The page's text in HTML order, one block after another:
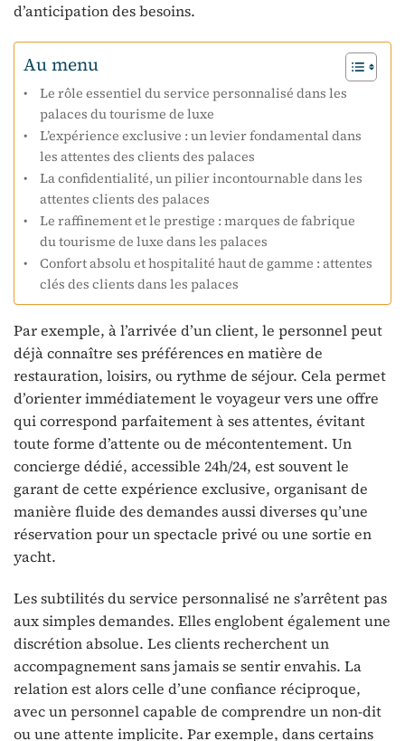
d’anticipation des besoins.
Au menu
Le rôle essentiel du service personnalisé dans les
palaces du tourisme de luxe
L’expérience exclusive : un levier fondamental dans
les attentes des clients des palaces
La confidentialité, un pilier incontournable dans les
attentes clients des palaces
Le raffinement et le prestige : marques de fabrique
du tourisme de luxe dans les palaces
Confort absolu et hospitalité haut de gamme : attentes
clés des clients dans les palaces
Par exemple, à l’arrivée d’un client, le personnel peut
déjà connaître ses préférences en matière de
restauration, loisirs, ou rythme de séjour. Cela permet
d’orienter immédiatement le voyageur vers une offre
qui correspond parfaitement à ses attentes, évitant
toute forme d’attente ou de mécontentement. Un
concierge dédié, accessible 24h/24, est souvent le
garant de cette expérience exclusive, organisant de
manière fluide des demandes aussi diverses qu’une
réservation pour un spectacle privé ou une sortie en
yacht.
Les subtilités du service personnalisé ne s’arrêtent pas
aux simples demandes. Elles englobent également une
discrétion absolue. Les clients recherchent un
accompagnement sans jamais se sentir envahis. La
relation est alors celle d’une confiance réciproque,
avec un personnel capable de comprendre un non-dit
ou une attente implicite. Par exemple, dans certains